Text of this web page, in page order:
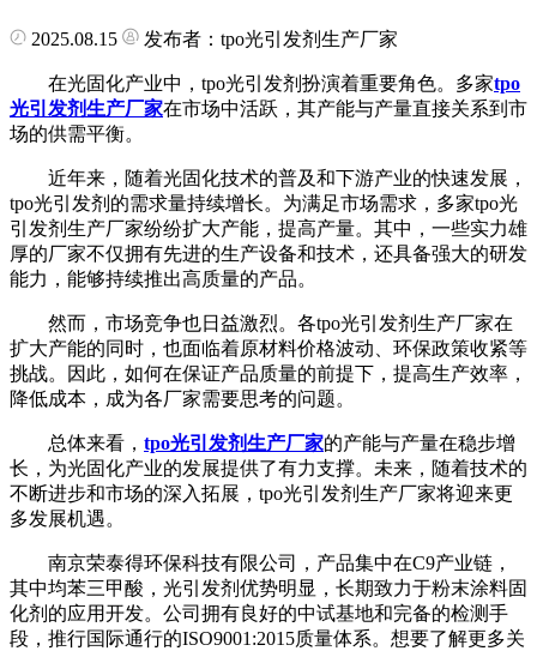
2025.08.15 发布者：tpo光引发剂生产厂家
在光固化产业中，tpo光引发剂扮演着重要角色。多家tpo
光引发剂生产厂家在市场中活跃，其产能与产量直接关系到市
场的供需平衡。
近年来，随着光固化技术的普及和下游产业的快速发展，
tpo光引发剂的需求量持续增长。为满足市场需求，多家tpo光
引发剂生产厂家纷纷扩大产能，提高产量。其中，一些实力雄
厚的厂家不仅拥有先进的生产设备和技术，还具备强大的研发
能力，能够持续推出高质量的产品。
然而，市场竞争也日益激烈。各tpo光引发剂生产厂家在
扩大产能的同时，也面临着原材料价格波动、环保政策收紧等
挑战。因此，如何在保证产品质量的前提下，提高生产效率，
降低成本，成为各厂家需要思考的问题。
总体来看， tpo光引发剂生产厂家的产能与产量在稳步增
长，为光固化产业的发展提供了有力支撑。未来，随着技术的
不断进步和市场的深入拓展，tpo光引发剂生产厂家将迎来更
多发展机遇。
南京荣泰得环保科技有限公司，产品集中在C9产业链，
其中均苯三甲酸，光引发剂优势明显，长期致力于粉末涂料固
化剂的应用开发。公司拥有良好的中试基地和完备的检测手
段，推行国际通行的ISO9001:2015质量体系。想要了解更多关